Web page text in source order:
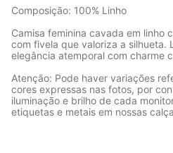
Composição: 100% Linho
Camisa feminina cavada em linho
com fivela que valoriza a silhueta.
elegância atemporal com charme
Atenção: Pode haver variações
cores expressas nas fotos, por
iluminação e brilho de cada
etiquetas e metais em nossas